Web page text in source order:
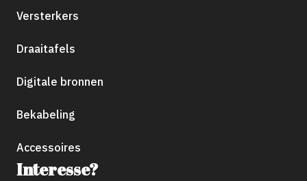
Versterkers
Draaitafels
Digitale bronnen
Bekabeling
Accessoires
Interesse?